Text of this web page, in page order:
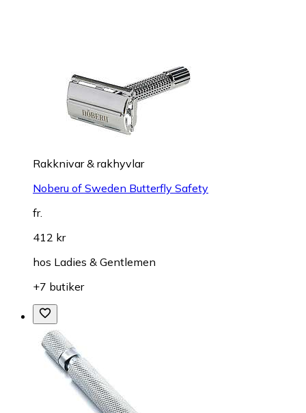
Rakknivar & rakhyvlar
Noberu of Sweden Butterfly Safety
fr.
412 kr
hos Ladies & Gentlemen
+7 butiker